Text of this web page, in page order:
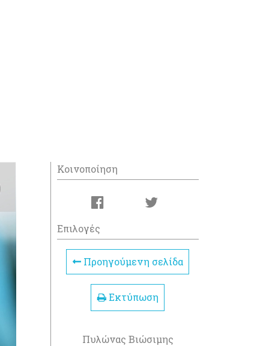
Κοινοποίηση
Επιλογές
Προηγούμενη σελίδα
Εκτύπωση
Πυλώνας Βιώσιμης